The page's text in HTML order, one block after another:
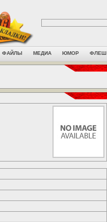
ФАЙЛЫ МЕДИА ЮМОР ФЛЕШ